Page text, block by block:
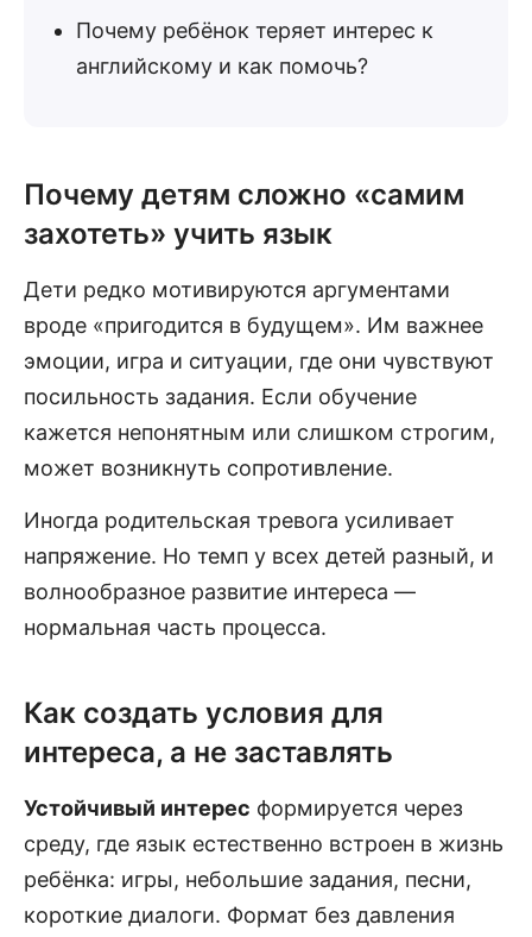
Почему ребёнок теряет интерес к
английскому и как помочь?
Почему детям сложно «самим
захотеть» учить язык
Дети редко мотивируются аргументами
вроде «пригодится в будущем». Им важнее
эмоции, игра и ситуации, где они чувствуют
посильность задания. Если обучение
кажется непонятным или слишком строгим,
может возникнуть сопротивление.
Иногда родительская тревога усиливает
напряжение. Но темп у всех детей разный, и
волнообразное развитие интереса —
нормальная часть процесса.
Как создать условия для
интереса, а не заставлять
Устойчивый интерес формируется через
среду, где язык естественно встроен в жизнь
ребёнка: игры, небольшие задания, песни,
короткие диалоги. Формат без давления